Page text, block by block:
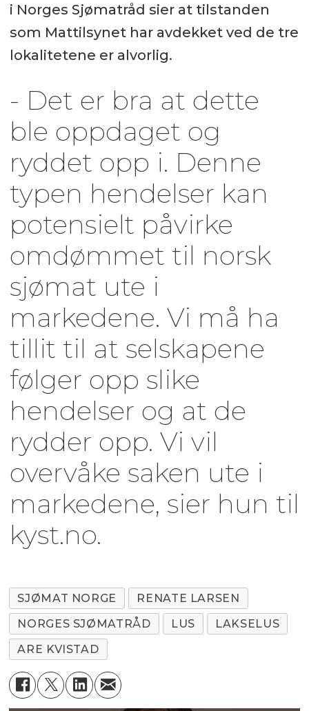
i Norges Sjømatråd sier at tilstanden
som Mattilsynet har avdekket ved de tre
lokalitetene er alvorlig.
- Det er bra at dette
ble oppdaget og
ryddet opp i. Denne
typen hendelser kan
potensielt påvirke
omdømmet til norsk
sjømat ute i
markedene. Vi må ha
tillit til at selskapene
følger opp slike
hendelser og at de
rydder opp. Vi vil
overvåke saken ute i
markedene, sier hun til
kyst.no.
SJØMAT NORGE
RENATE LARSEN
NORGES SJØMATRÅD
LUS
LAKSELUS
ARE KVISTAD